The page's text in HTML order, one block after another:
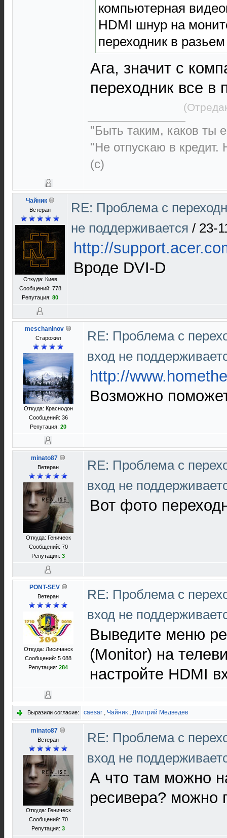
компьютерная
HDMI шнур на
переходник в
Ага, значит с
переходник все в
"Быть таким, каков ты
"Не отпускаю в кредит.
(с)
Чайник
Ветеран
Откуда: Киев
Сообщений: 778
Репутация: 80
RE: Проблема с
не поддерживается / 23-
http://
Вроде DVI-D
meschaninov
Старожил
Откуда: Краснодон
Сообщений: 36
Репутация: 20
RE: Проблема с
вход не
http://
Возможно
minato87
Ветеран
Откуда: Геническ
Сообщений: 70
Репутация: 3
RE: Проблема с
вход не
Вот фото
PONT-SEV
Ветеран
Откуда: Лисичанск
Сообщений: 5 088
Репутация: 284
RE: Проблема с
вход не
Выведите меню
(Monitor) на
настройте HDMI
Выразили согласие: caesar , Чайник , Дмитрий Медведев
minato87
Ветеран
Откуда: Геническ
Сообщений: 70
Репутация: 3
RE: Проблема с
вход не
А что там можно
ресивера? можно